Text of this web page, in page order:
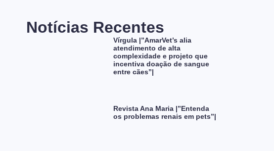
Notícias Recentes
Vírgula |”AmarVet’s alia
atendimento de alta
complexidade e projeto que
incentiva doação de sangue
entre cães”|
Revista Ana Maria |”Entenda
os problemas renais em pets”|